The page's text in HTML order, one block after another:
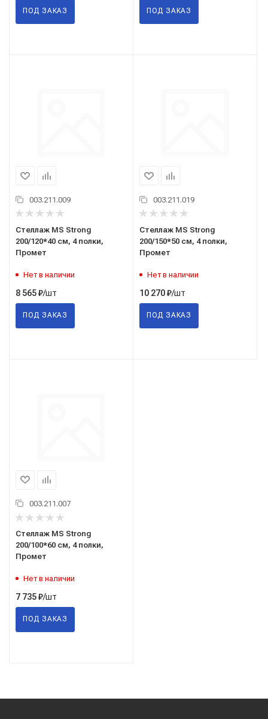
ПОД ЗАКАЗ ПОД ЗАКАЗ
003.211.009
Стеллаж MS Strong
200/120*40 см, 4 полки,
Промет
Нет в наличии
8 565₽/шт
ПОД ЗАКАЗ
003.211.019
Стеллаж MS Strong
200/150*50 см, 4 полки,
Промет
Нет в наличии
10 270₽/шт
ПОД ЗАКАЗ
003.211.007
Стеллаж MS Strong
200/100*60 см, 4 полки,
Промет
Нет в наличии
7 735₽/шт
ПОД ЗАКАЗ